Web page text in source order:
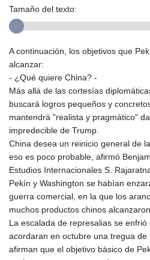
Tamaño del texto:
A continuación, los objetivos que
alcanzar:
- ¿Qué quiere China? -
Más allá de las cortesías
buscará logros pequeños y
mantendrá "realista y pragmático"
impredecible de Trump.
China desea un reinicio general de
eso es poco probable, afirmó
Estudios Internacionales S.
Pekín y Washington se habían
guerra comercial, en la que los
muchos productos chinos
La escalada de represalias se
acordaran en octubre una tregua
afirman que el objetivo básico de